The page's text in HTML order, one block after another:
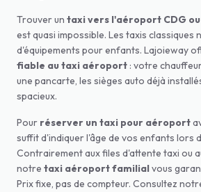
Trouver un taxi vers l'aéroport CDG
est quasi impossible. Les taxis classiques
d'équipements pour enfants. Lajoieway
fiable au taxi aéroport : votre
une pancarte, les sièges auto déjà
spacieux.
Pour réserver un taxi pour aéroport
suffit d'indiquer l'âge de vos enfants lors
Contrairement aux files d'attente taxi ou
notre taxi aéroport familialvous
Prix fixe, pas de compteur. Consultez